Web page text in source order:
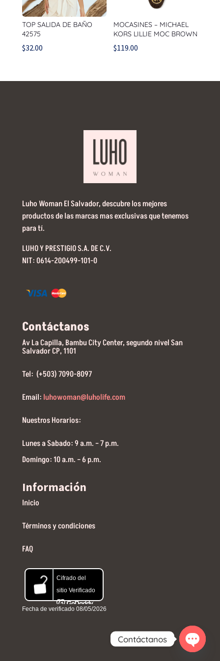
TOP SALIDA DE BAÑO
42575
$32.00
MOCASINES – MICHAEL
KORS LILLIE MOC BROWN
$119.00
Luho Woman El Salvador, descubre los mejores
productos de las marcas mas exclusivas que tenemos
para tí.
LUHO Y PRESTIGIO S.A. DE C.V.
NIT: 0614-200499-101-0
Contáctanos
Av La Capilla, Bambu City Center, segundo nivel San
Salvador CP, 1101
Tel: (+503) 7090-8097
Email: luhowoman@luholife.com
Nuestros Horarios:
Lunes a Sabado: 9 a.m. – 7 p.m.
Domingo: 10 a.m. – 6 p.m.
Información
Inicio
Términos y condiciones
FAQ
Contáctanos